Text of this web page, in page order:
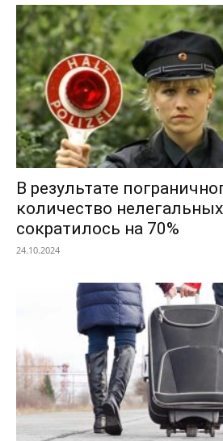
В результате
количество
сократилось на 70%
24.10.2024